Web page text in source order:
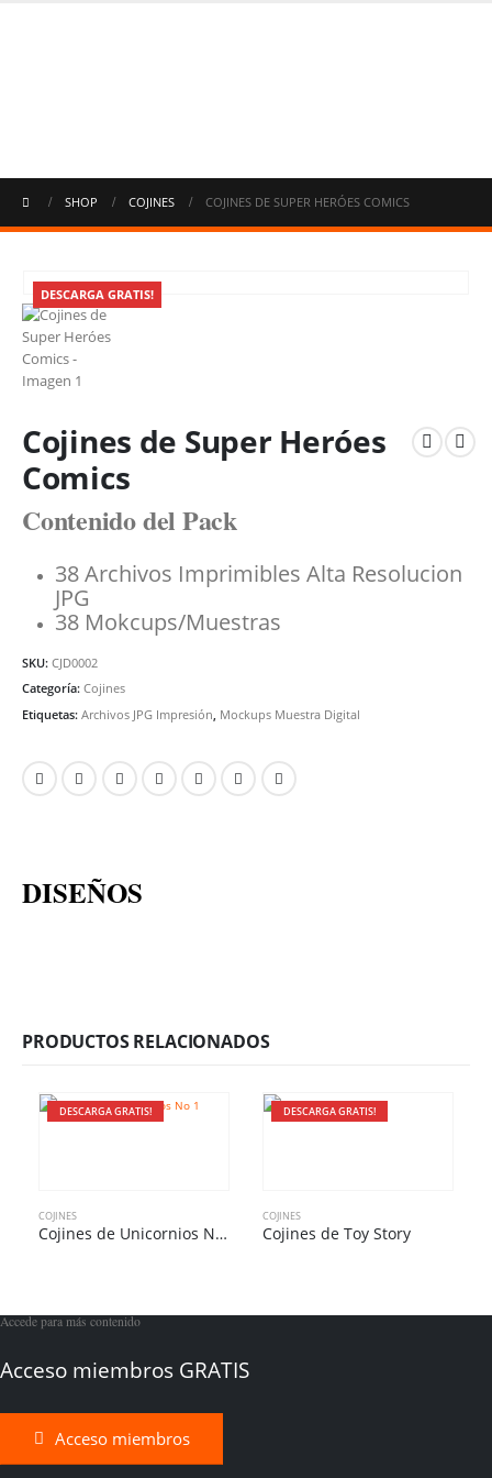
SHOP COJINES COJINES DE SUPER HERÓES COMICS
DESCARGA GRATIS!
Cojines de Super Heróes
Comics
Contenido del Pack
38 Archivos Imprimibles Alta Resolucion
JPG
38 Mokcups/Muestras
SKU: CJD0002
Categoría: Cojines
Etiquetas: Archivos JPG Impresión, Mockups Muestra Digital
DISEÑOS
PRODUCTOS RELACIONADOS
DESCARGA GRATIS!
COJINES
Cojines de Unicornios No 1
DESCARGA GRATIS!
COJINES
Cojines de Toy Story
Accede para más contenido
Acceso miembros GRATIS
Acceso miembros